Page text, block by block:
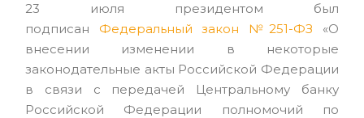
23 июля президентом был
подписан Федеральный закон №251-ФЗ «О
внесении изменении в некоторые
законодательные акты Российской Федерации
в связи с передачей Центральному банку
Российской Федерации полномочий по